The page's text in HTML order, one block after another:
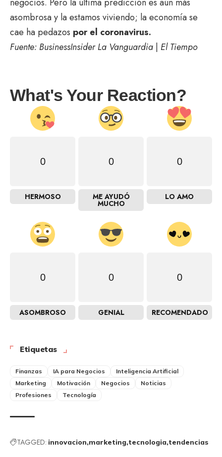
asombrosa y la estamos viviendo; la economía se
cae ha pedazos por el coronavirus.
Fuente: BusinessInsider La Vanguardia El Tiempo
What's Your Reaction?
0
HERMOSO
0
ME AYUDÓ
MUCHO
0
LO AMO
0
ASOMBROSO
0
GENIAL
0
RECOMENDADO
Etiquetas
Finanzas IA para Negocios
Inteligencia Artificial
Marketing
Motivación Negocios
Noticias
Profesiones
Tecnología
TAGGED: innovacion marketing tecnologia tendencias